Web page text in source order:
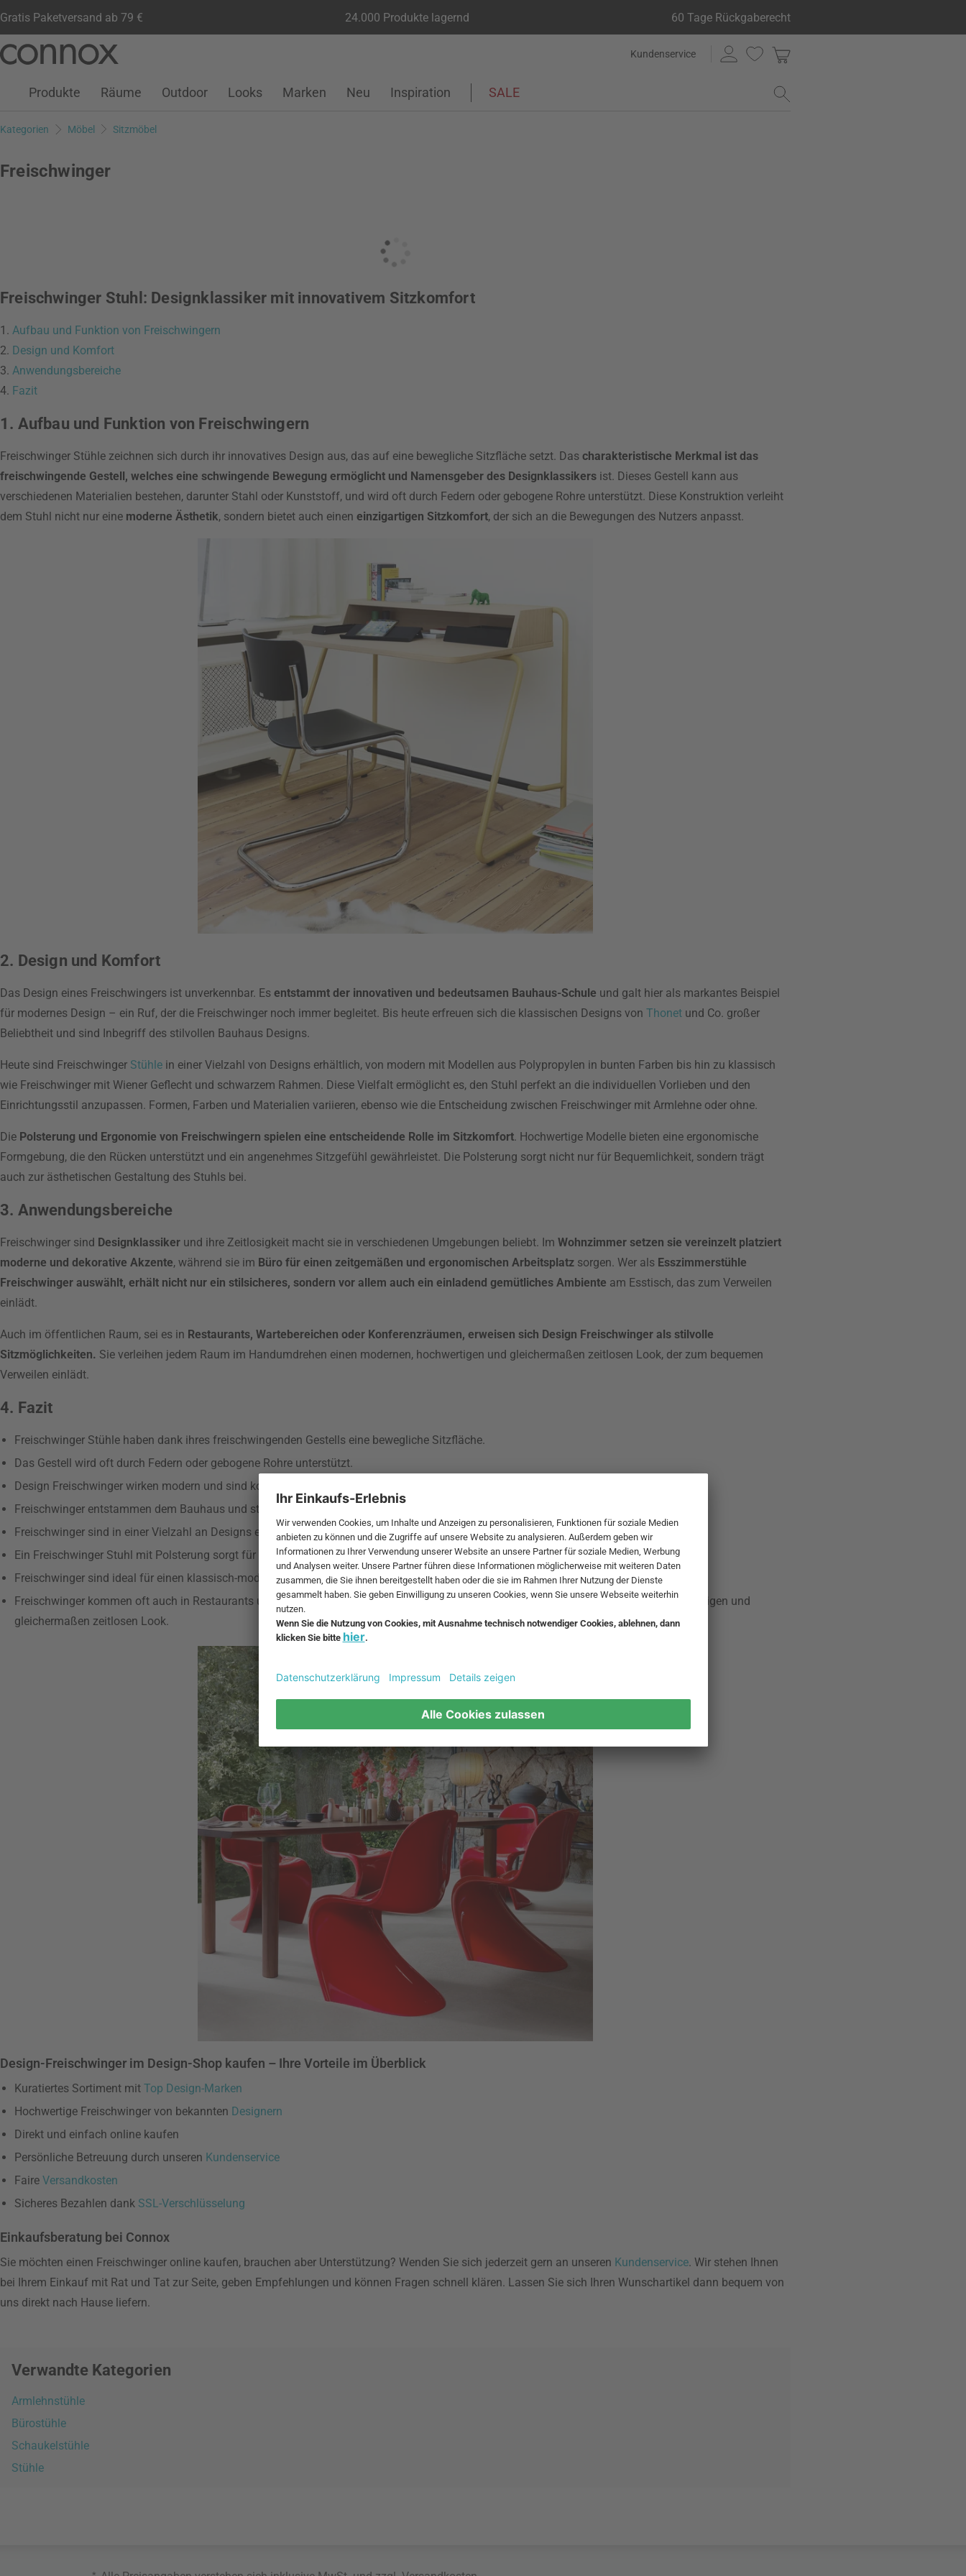
Gratis Paketversand ab 79 € 24.000 Produkte lagernd 60 Tage Rückgaberecht
Seiteninhalt
Suchfeld
Kundenservice
Kundenkonto
Wunschliste
Warenkorb
Produkte Räume Outdoor Looks Marken Neu Inspiration SALE
Kategorien Möbel Sitzmöbel
Freischwinger
Freischwinger Stuhl: Designklassiker mit innovativem Sitzkomfort
1. Aufbau und Funktion von Freischwingern
2. Design und Komfort
3. Anwendungsbereiche
4. Fazit
1. Aufbau und Funktion von Freischwingern
Freischwinger Stühle zeichnen sich durch ihr innovatives Design aus, das auf eine bewegliche Sitzfläche setzt. Das charakteristische Merkmal ist das
freischwingende Gestell, welches eine schwingende Bewegung ermöglicht und Namensgeber des Designklassikers ist. Dieses Gestell kann aus
verschiedenen Materialien bestehen, darunter Stahl oder Kunststoff, und wird oft durch Federn oder gebogene Rohre unterstützt. Diese Konstruktion verleiht
dem Stuhl nicht nur eine moderne Ästhetik, sondern bietet auch einen einzigartigen Sitzkomfort, der sich an die Bewegungen des Nutzers anpasst.
2. Design und Komfort
Das Design eines Freischwingers ist unverkennbar. Es entstammt der innovativen und bedeutsamen Bauhaus-Schule und galt hier als markantes Beispiel
für modernes Design – ein Ruf, der die Freischwinger noch immer begleitet. Bis heute erfreuen sich die klassischen Designs von Thonet und Co. großer
Beliebtheit und sind Inbegriff des stilvollen Bauhaus Designs.
Heute sind Freischwinger Stühle in einer Vielzahl von Designs erhältlich, von modern mit Modellen aus Polypropylen in bunten Farben bis hin zu klassisch
wie Freischwinger mit Wiener Geflecht und schwarzem Rahmen. Diese Vielfalt ermöglicht es, den Stuhl perfekt an die individuellen Vorlieben und den
Einrichtungsstil anzupassen. Formen, Farben und Materialien variieren, ebenso wie die Entscheidung zwischen Freischwinger mit Armlehne oder ohne.
Die Polsterung und Ergonomie von Freischwingern spielen eine entscheidende Rolle im Sitzkomfort. Hochwertige Modelle bieten eine ergonomische
Formgebung, die den Rücken unterstützt und ein angenehmes Sitzgefühl gewährleistet. Die Polsterung sorgt nicht nur für Bequemlichkeit, sondern trägt
auch zur ästhetischen Gestaltung des Stuhls bei.
3. Anwendungsbereiche
Freischwinger sind Designklassiker und ihre Zeitlosigkeit macht sie in verschiedenen Umgebungen beliebt. Im Wohnzimmer setzen sie vereinzelt platziert
moderne und dekorative Akzente, während sie im Büro für einen zeitgemäßen und ergonomischen Arbeitsplatz sorgen. Wer als Esszimmerstühle
Freischwinger auswählt, erhält nicht nur ein stilsicheres, sondern vor allem auch ein einladend gemütliches Ambiente am Esstisch, das zum Verweilen
einlädt.
Auch im öffentlichen Raum, sei es in Restaurants, Wartebereichen oder Konferenzräumen, erweisen sich Design Freischwinger als stilvolle
Sitzmöglichkeiten. Sie verleihen jedem Raum im Handumdrehen einen modernen, hochwertigen und gleichermaßen zeitlosen Look, der zum bequemen
Verweilen einlädt.
4. Fazit
Freischwinger Stühle haben dank ihres freischwingenden Gestells eine bewegliche Sitzfläche.
Das Gestell wird oft durch Federn oder gebogene Rohre unterstützt.
Design Freischwinger wirken modern und sind komfortabel.
Freischwinger entstammen dem Bauhaus und stehen bis heute für markantes modernes Möbeldesign.
Freischwinger sind in einer Vielzahl an Designs erhältlich und variieren in Material, Farbe und Stil.
Ein Freischwinger Stuhl mit Polsterung sorgt für zusätzlichen Komfort und trägt zur Ästhetik des Stuhls bei.
Freischwinger sind ideal für einen klassisch-modernen Look imBüro, setzen aber auch im Wohn- oderEsszimmermoderne Akzente.
Freischwinger kommen oft auch in Restaurants und anderen öffentlichen Räumen zum Einsatz und stehen für einen modernen, hochwertigen und
gleichermaßen zeitlosen Look.
Design-Freischwinger im Design-Shop kaufen – Ihre Vorteile im Überblick
Kuratiertes Sortiment mit Top Design-Marken
Hochwertige Freischwinger von bekannten Designern
Direkt und einfach online kaufen
Persönliche Betreuung durch unseren Kundenservice
Faire Versandkosten
Sicheres Bezahlen dank SSL-Verschlüsselung
Einkaufsberatung bei Connox
Sie möchten einen Freischwinger online kaufen, brauchen aber Unterstützung? Wenden Sie sich jederzeit gern an unseren Kundenservice. Wir stehen Ihnen
bei Ihrem Einkauf mit Rat und Tat zur Seite, geben Empfehlungen und können Fragen schnell klären. Lassen Sie sich Ihren Wunschartikel dann bequem von
uns direkt nach Hause liefern.
Verwandte Kategorien
Armlehnstühle
Bürostühle
Schaukelstühle
Stühle